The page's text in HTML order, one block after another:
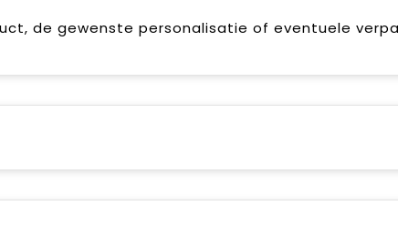
de gewenste personalisatie of eventuele